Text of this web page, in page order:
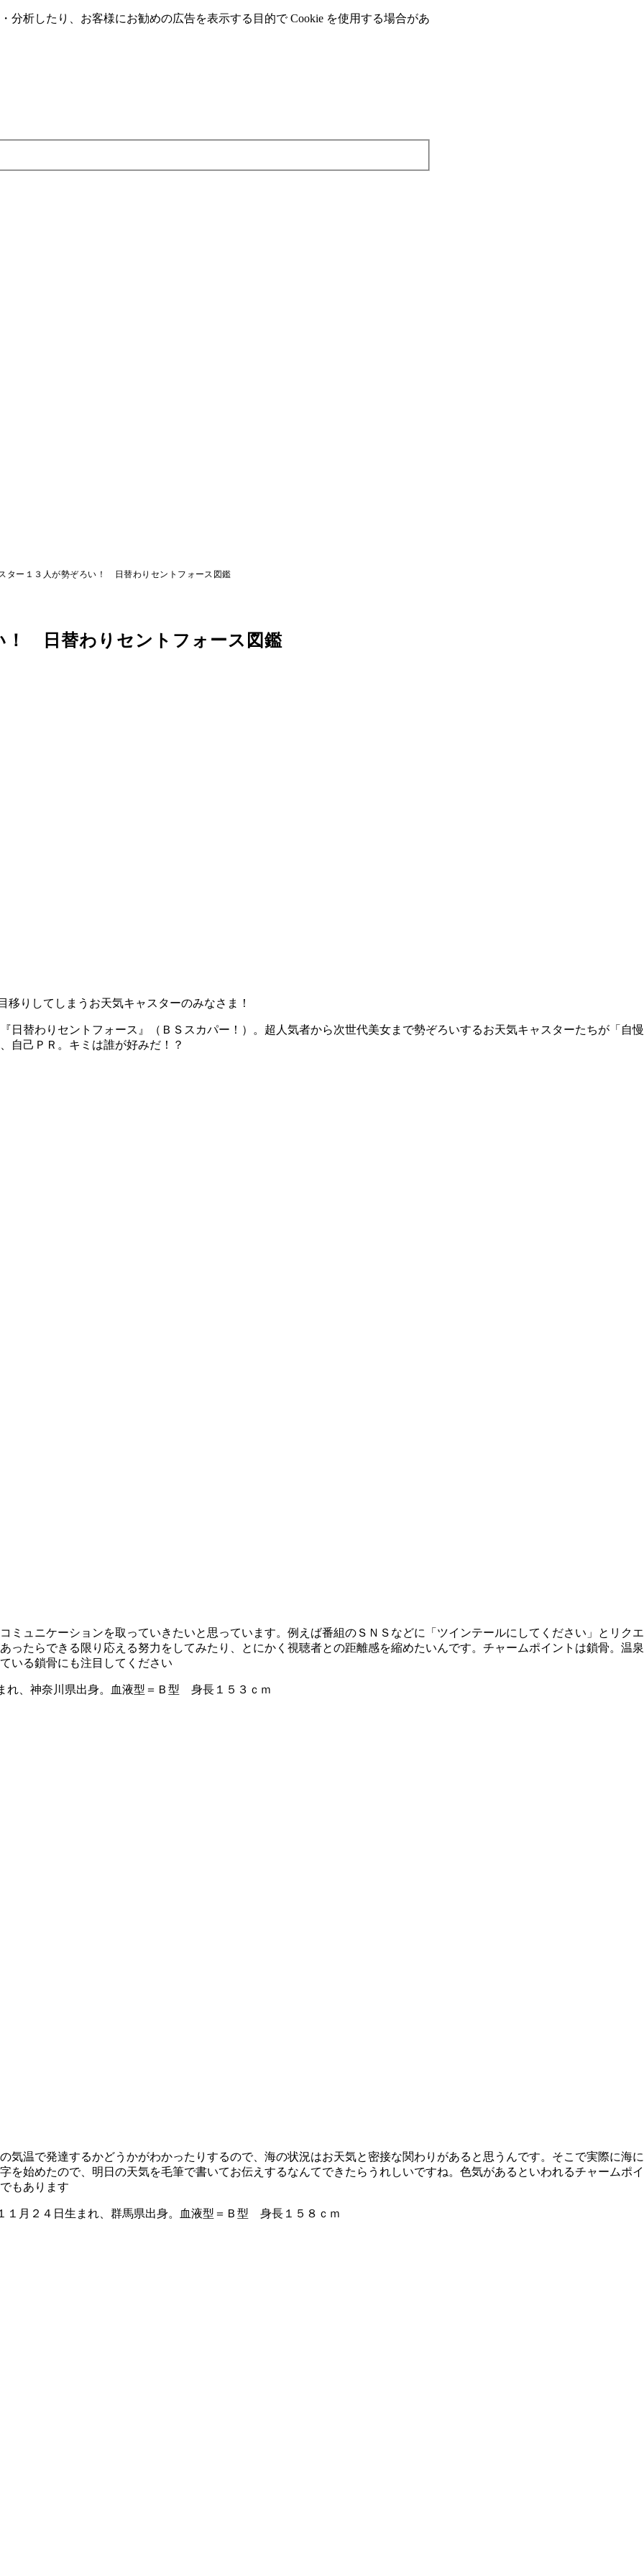
析したり、お客様にお勧めの広告を表⽰する⽬的で Cookie を使⽤する場合があ
ター１３人が勢ぞろい！ 日替わりセントフォース図鑑
！ 日替わりセントフォース図鑑
移りしてしまうお天気キャスターのみなさま！
日替わりセントフォース』（ＢＳスカパー！）。超人気者から次世代美女まで勢ぞろいするお天気キャスターたちが「自慢
自己ＰＲ。キミは誰が好みだ！？
ミュニケーションを取っていきたいと思っています。例えば番組のＳＮＳなどに「ツインテールにしてください」とリクエ
ったらできる限り応える努力をしてみたり、とにかく視聴者との距離感を縮めたいんです。チャームポイントは鎖骨。温泉
いる鎖骨にも注目してください
れ、神奈川県出身。血液型＝Ｂ型 身長１５３ｃｍ
気温で発達するかどうかがわかったりするので、海の状況はお天気と密接な関わりがあると思うんです。そこで実際に海に
を始めたので、明日の天気を毛筆で書いてお伝えするなんてできたらうれしいですね。色気があるといわれるチャームポイ
もあります
１月２４日生まれ、群馬県出身。血液型＝Ｂ型 身長１５８ｃｍ